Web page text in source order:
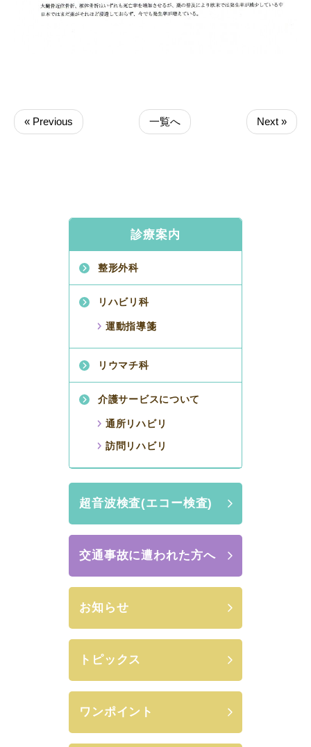
« Previous 一覧へ Next »
診療案内
整形外科
リハビリ科
運動指導箋
リウマチ科
介護サービスについて
通所リハビリ
訪問リハビリ
超音波検査(エコー検査)
交通事故に遭われた方へ
お知らせ
トピックス
ワンポイント